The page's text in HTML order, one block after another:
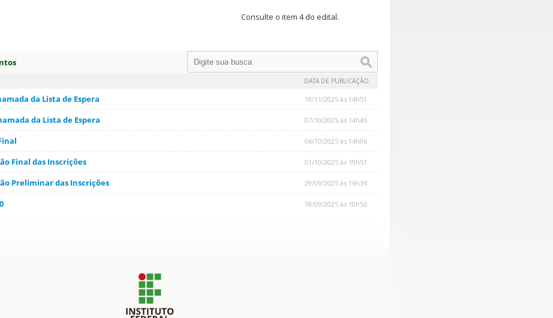
Consulte o item 4 do edital.
DATA DE PUBLICAÇÃO
da Lista de Espera 18/11/2025 às 14h51
da Lista de Espera 07/10/2025 às 14h45
06/10/2025 às 14h06
Final das Inscrições 01/10/2025 às 19h51
Preliminar das Inscrições 29/09/2025 às 16h34
18/09/2025 às 10h53